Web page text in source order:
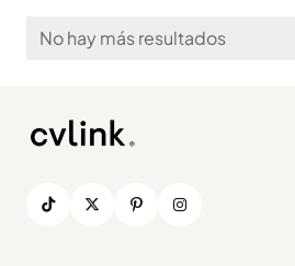
No hay más resultados